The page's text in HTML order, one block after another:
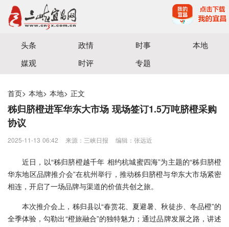
宜昌三峡融媒体中心主办
头条 政情 时事
本地
媒观
时评 专题
首页> 本地> 本地> 正文
秭归脐橙进军华东大市场 现场签订1.5万吨脐橙采购
协议
2025-11-13 06:42 来源：三峡日报 编辑：张远近
近日，以“秭归脐橙越千年 相约杭城蜜四海”为主题的“秭归脐橙
华东地区品牌推介会”在杭州举行，推动秭归脐橙与华东大市场紧密
相连，开启了一场品牌与渠道的价值共创之旅。
本次推介会上，秭归县以“春赏花、夏避暑、秋徒步、冬品橙”的
全季体验，勾勒出“橙旅融合”的独特魅力；通过品牌发展之路，讲述